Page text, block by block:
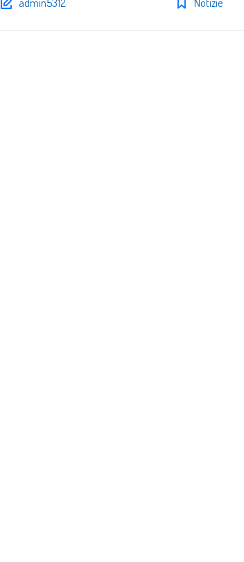
admin5312 Notizie